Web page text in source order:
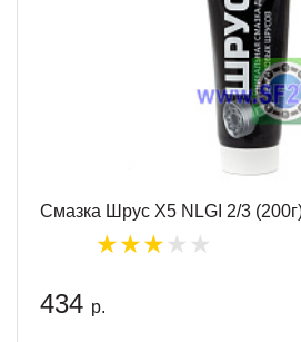
Смазка Шрус X5 NLGI 2/3
434 р.